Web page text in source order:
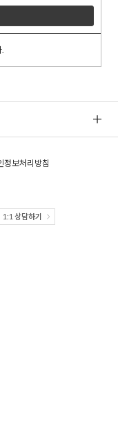
정보처리방침
1:1 상담하기